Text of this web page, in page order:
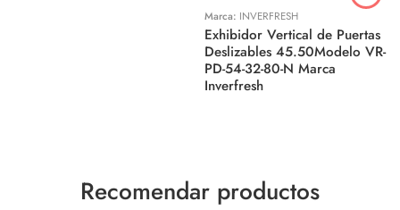
Marca: INVERFRESH
Exhibidor Vertical de Puertas
Deslizables 45.50Modelo VR-
PD-54-32-80-N Marca
Inverfresh
Recomendar productos